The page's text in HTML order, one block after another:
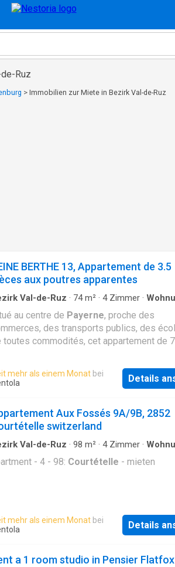
Ruz
> Immobilien zur Miete in Bezirk Val-de-Ruz
BERTHE 13, Appartement de 3.5
aux poutres apparentes
Val-de-Ruz · 74m² · 4Zimmer ·
au centre de Payerne, proche des
des transports publics, des
toutes commodités, cet appartement de
d’entrée avec armoires murales de
entièrement agencée avec îlot
sur le séjour, 2 chambres à coucher
de lavage. L’immeuble ne dispose
Pas de place de parc de
cette location, mais les nombreuses
aux alentours et en bas de l’immeuble
le parcage en toute heure de la
mehr als einem Monat bei
Details
Aux Fossés 9A/9B, 2852
switzerland
Val-de-Ruz · 98 m² · 4Zimmer ·
- 4 - 98: Courtételle - mieten
mehr als einem Monat bei
Details
a 1 room studio in Pensier Flatfox